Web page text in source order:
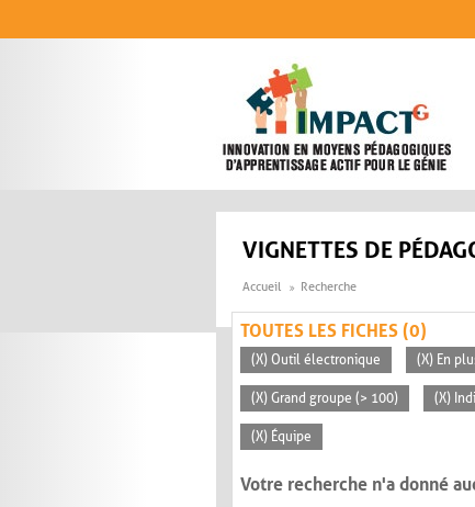
VIGNETTES DE
Accueil Recherche
TOUTES LES FICHES (0)
(X) Outil électronique (X) En
(X) Grand groupe (> 100) (X)
(X) Équipe
Votre recherche n'a donné